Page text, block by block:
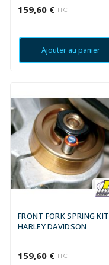
159,60 € TTC
Ajouter au panier
FRONT FORK SPRING KIT
HARLEY DAVIDSON
159,60 € TTC